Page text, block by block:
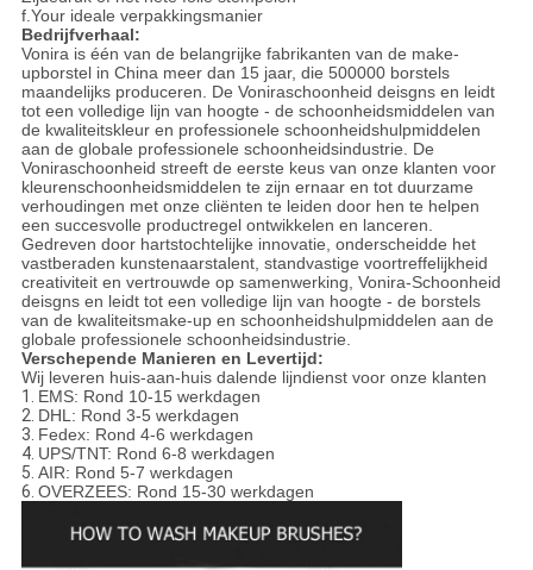
f.Your ideale verpakkingsmanier
Bedrijfverhaal:
Vonira is één van de belangrijke fabrikanten van de make-
upborstel in China meer dan 15 jaar, die 500000 borstels
maandelijks produceren. De Voniraschoonheid deisgns en leidt
tot een volledige lijn van hoogte - de schoonheidsmiddelen van
de kwaliteitskleur en professionele schoonheidshulpmiddelen
aan de globale professionele schoonheidsindustrie. De
Voniraschoonheid streeft de eerste keus van onze klanten voor
kleurenschoonheidsmiddelen te zijn ernaar en tot duurzame
verhoudingen met onze cliënten te leiden door hen te helpen
een succesvolle productregel ontwikkelen en lanceren.
Gedreven door hartstochtelijke innovatie, onderscheidde het
vastberaden kunstenaarstalent, standvastige voortreffelijkheid
creativiteit en vertrouwde op samenwerking, Vonira-Schoonheid
deisgns en leidt tot een volledige lijn van hoogte - de borstels
van de kwaliteitsmake-up en schoonheidshulpmiddelen aan de
globale professionele schoonheidsindustrie.
Verschepende Manieren en Levertijd:
Wij leveren huis-aan-huis dalende lijndienst voor onze klanten
1. EMS: Rond 10-15 werkdagen
2. DHL: Rond 3-5 werkdagen
3. Fedex: Rond 4-6 werkdagen
4. UPS/TNT: Rond 6-8 werkdagen
5. AIR: Rond 5-7 werkdagen
6. OVERZEES: Rond 15-30 werkdagen